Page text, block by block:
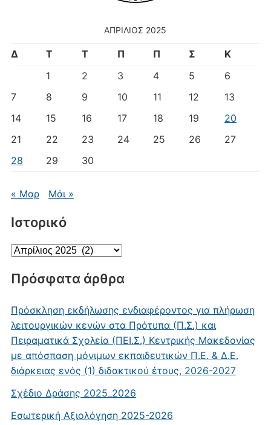
ΑΠΡΊΛΙΟΣ 2025
Δ Τ Τ Π Π Σ
Κ
1
2 3 4 5
6
7
8 9 10 11 12
13
14
15 16 17 18 19
20
21
22 23 24 25 26
27
28
29 30
« Μαρ Μάι »
Ιστορικό
Ιστορικό
Πρόσφατα άρθρα
Πρόσκληση εκδήλωσης ενδιαφέροντος για πλήρωση
λειτουργικών κενών στα Πρότυπα (Π.Σ.) και
Πειραματικά Σχολεία (ΠΕΙ.Σ.) Κεντρικής Μακεδονίας
με απόσπαση μόνιμων εκπαιδευτικών Π.Ε. & Δ.Ε.
διάρκειας ενός (1) διδακτικού έτους, 2026-2027
Σχέδιο Δράσης 2025_2026
Εσωτερική Αξιολόγηση 2025-2026